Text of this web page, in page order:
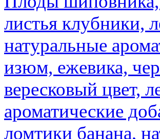
листья клубники,
натуральные
изюм, ежевика,
вересковый цвет,
ароматические
ломтики банана,